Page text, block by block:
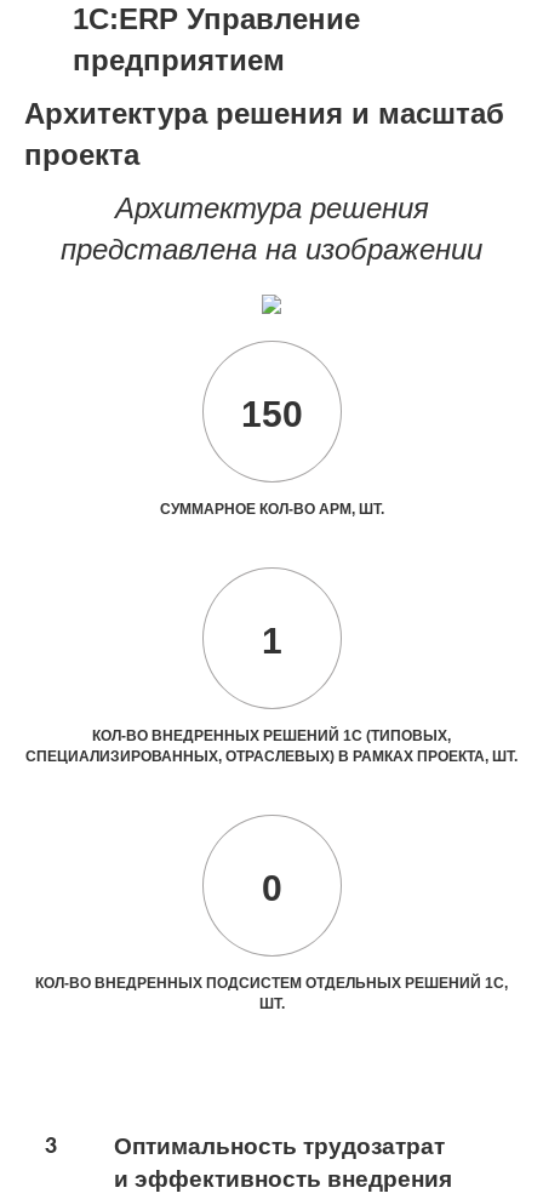
1С:ERP Управление
предприятием
Архитектура решения и масштаб
проекта
Архитектура решения
представлена на изображении
150
СУММАРНОЕ КОЛ-ВО АРМ, ШТ.
1
КОЛ-ВО ВНЕДРЕННЫХ РЕШЕНИЙ 1С (ТИПОВЫХ,
СПЕЦИАЛИЗИРОВАННЫХ, ОТРАСЛЕВЫХ) В РАМКАХ ПРОЕКТА, ШТ.
0
КОЛ-ВО ВНЕДРЕННЫХ ПОДСИСТЕМ ОТДЕЛЬНЫХ РЕШЕНИЙ 1С,
ШТ.
3
Оптимальность трудозатрат
и эффективность внедрения